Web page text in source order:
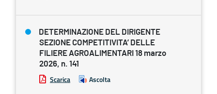
DETERMINAZIONE DEL DIRIGENTE
SEZIONE COMPETITIVITA’ DELLE
FILIERE AGROALIMENTARI 18 marzo
2026, n. 141
Scarica Ascolta